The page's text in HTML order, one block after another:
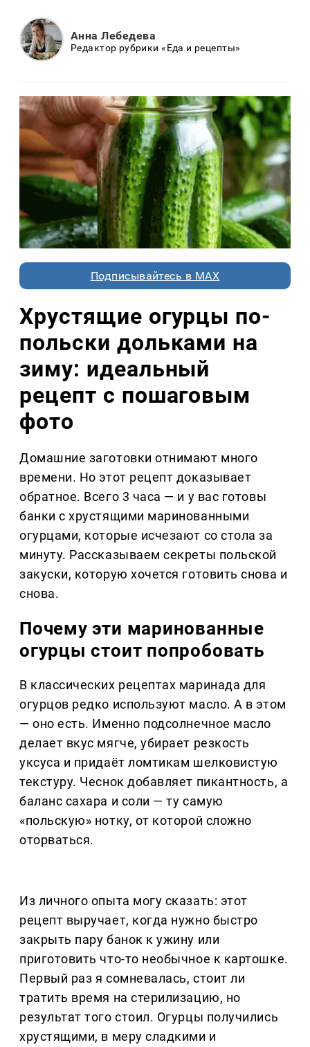
Анна Лебедева
Редактор рубрики «Еда и рецепты»
Подписывайтесь в MAX
Хрустящие огурцы по-
польски дольками на
зиму: идеальный
рецепт с пошаговым
фото
Домашние заготовки отнимают много
времени. Но этот рецепт доказывает
обратное. Всего 3 часа — и у вас готовы
банки с хрустящими маринованными
огурцами, которые исчезают со стола за
минуту. Рассказываем секреты польской
закуски, которую хочется готовить снова и
снова.
Почему эти маринованные
огурцы стоит попробовать
В классических рецептах маринада для
огурцов редко используют масло. А в этом
— оно есть. Именно подсолнечное масло
делает вкус мягче, убирает резкость
уксуса и придаёт ломтикам шелковистую
текстуру. Чеснок добавляет пикантность, а
баланс сахара и соли — ту самую
«польскую» нотку, от которой сложно
оторваться.
Из личного опыта могу сказать: этот
рецепт выручает, когда нужно быстро
закрыть пару банок к ужину или
приготовить что-то необычное к картошке.
Первый раз я сомневалась, стоит ли
тратить время на стерилизацию, но
результат того стоил. Огурцы получились
хрустящими, в меру сладкими и